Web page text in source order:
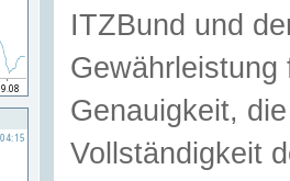
ITZBund und
Genauigkeit,
Vollständigkeit